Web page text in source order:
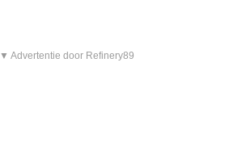
▼ Advertentie door Refinery89